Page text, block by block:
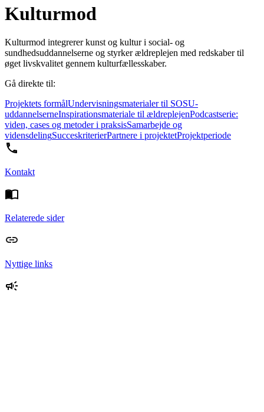
Kulturmod
Kulturmod integrerer kunst og kultur i social- og
sundhedsuddannelserne og styrker ældreplejen med redskaber til
øget livskvalitet gennem kulturfællesskaber.
Gå direkte til:
Projektets formålUndervisningsmaterialer til SOSU-
uddannelserneInspirationsmateriale til ældreplejenPodcastserie:
viden, cases og metoder i praksisSamarbejde og
vidensdelingSucceskriterierPartnere i projektetProjektperiode
Kontakt
Relaterede sider
Nyttige links